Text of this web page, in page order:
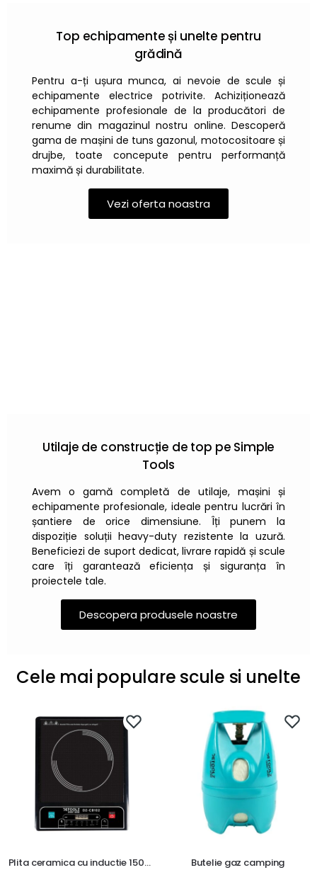
Top echipamente și unelte pentru
grădină
Pentru a-ți ușura munca, ai nevoie de scule și
echipamente electrice potrivite. Achiziționează
echipamente profesionale de la producători de
renume din magazinul nostru online. Descoperă
gama de mașini de tuns gazonul, motocositoare și
drujbe, toate concepute pentru performanță
maximă și durabilitate.
Vezi oferta noastra
Utilaje de construcție de top pe Simple
Tools
Avem o gamă completă de utilaje, mașini și
echipamente profesionale, ideale pentru lucrări în
șantiere de orice dimensiune. Îți punem la
dispoziție soluții heavy-duty rezistente la uzură.
Beneficiezi de suport dedicat, livrare rapidă și scule
care îți garantează eficiența și siguranța în
proiectele tale.
Descopera produsele noastre
Cele mai populare scule si unelte
Plita ceramica cu inductie 150…
Butelie gaz camping